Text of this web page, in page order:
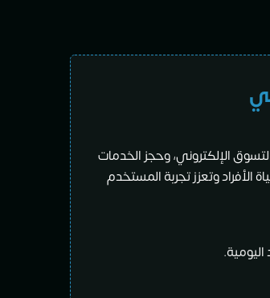
الإلكتروني، وحجز الخدمات
الأفراد وتعزز تجربة المستخدم